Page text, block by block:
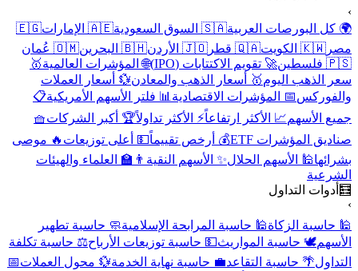
›
🌍 كل البورصات العربية🇸🇦 السوق السعودية 🇦🇪 الإمارات
🇪🇬
مصر 🇰🇼 الكويت 🇶🇦 قطر 🇯🇴 الأردن 🇧🇭 البحرين
🇴🇲 عُمان
🇵🇸 فلسطين
🚀 تقويم الاكتتابات (IPO) 🌐 المؤشرات العالمية🥇
سعر الذهب اليوم🥇 أسعار الذهب والمعادن💱 أسعار العملات
والفوركس📅 المؤشرات الاقتصادية 📊 فلتر الأسهم الأمريكية📋
جميع الأسهم📈 الأكثر ارتفاعاً⚡ الأكثر تداولاً🏆 أكبر الشركات🧺
صناديق المؤشرات ETF
💰 أرخص تقييماً💵 أعلى توزيعات 🔥 موصى
بشرائها🕌 الأسهم الحلال✨ الأسهم النقية 👨‍🏫 العلماء والهيئات
الشرعية
🧮 أدوات التداول
›
🕌 حاسبة الزكاة🕌 حاسبة المرابحة الإسلامية🧼 حاسبة تطهير
الأسهم🕊️ حاسبة المواريث💵 حاسبة توزيعات الأرباح⚖️ حاسبة تكلفة
التداول🌴 حاسبة التقاعد💼 حاسبة نهاية الخدمة💱 محول العملات📅